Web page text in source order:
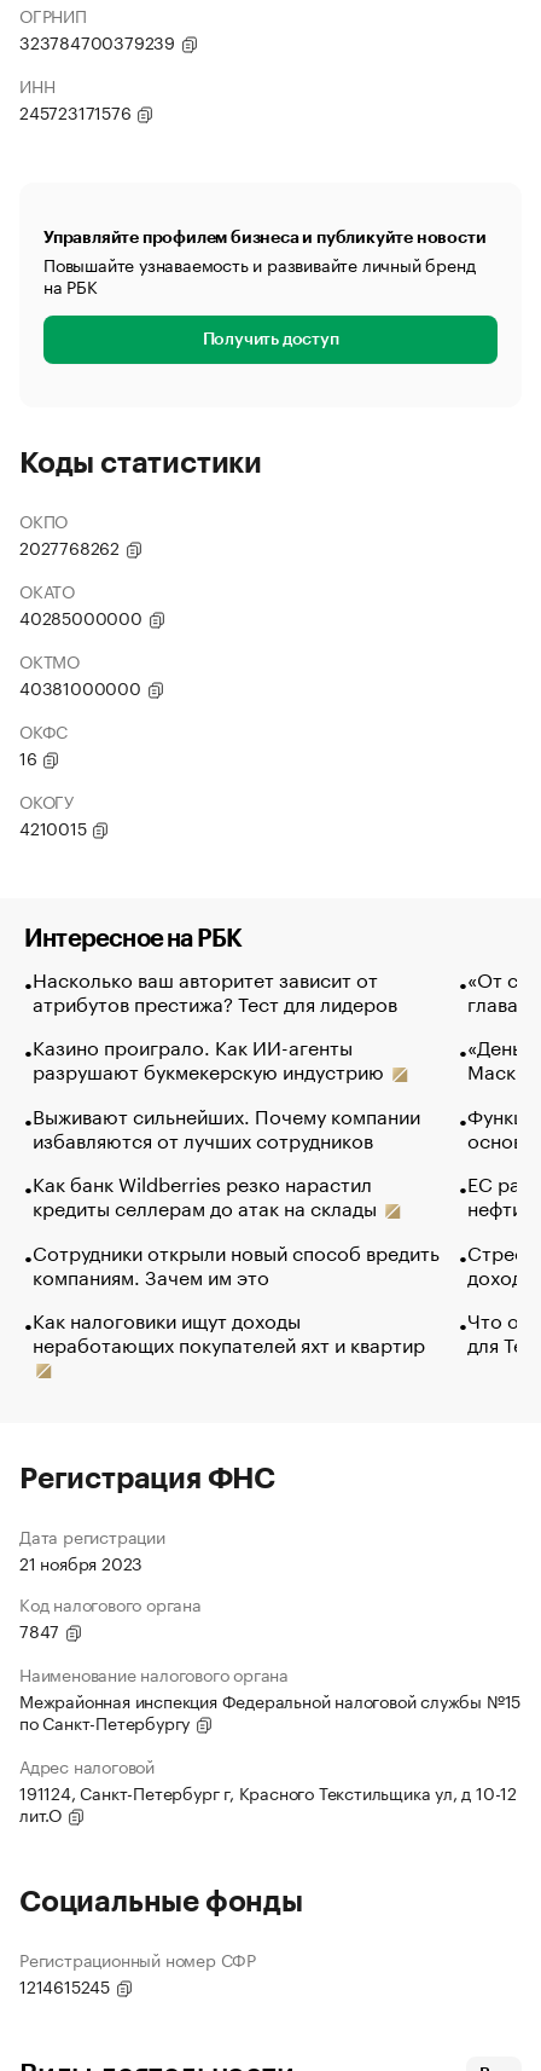
ОГРНИП
323784700379239
ИНН
245723171576
Управляйте профилем бизнеса и публикуйте новости
Повышайте узнаваемость и развивайте личный бренд
на РБК
Получить доступ
Коды статистики
ОКПО
2027768262
ОКАТО
40285000000
ОКТМО
40381000000
ОКФС
16
ОКОГУ
4210015
Интересное на РБК
Насколько ваш авторитет зависит от
атрибутов престижа? Тест для лидеров
Казино проиграло. Как ИИ-агенты
разрушают букмекерскую индустрию
Выживают сильнейших. Почему компании
избавляются от лучших сотрудников
Как банк Wildberries резко нарастил
кредиты селлерам до атак на склады
Сотрудники открыли новый способ вредить
компаниям. Зачем им это
Как налоговики ищут доходы
неработающих покупателей яхт и квартир
«От
глава
Маск в
основ
ЕС
нефти
Что
для
Регистрация ФНС
Дата регистрации
21 ноября 2023
Код налогового органа
7847
Наименование налогового органа
Межрайонная инспекция Федеральной налоговой службы №15
по Санкт-Петербургу
Адрес налоговой
191124, Санкт-Петербург г, Красного Текстильщика ул, д 10-12
лит.О
Социальные фонды
Регистрационный номер СФР
1214615245